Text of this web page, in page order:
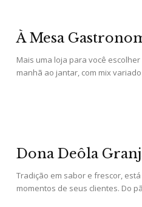
À Mesa
Mais uma loja para você
manhã ao jantar, com mix
Dona Deôla
Tradição em sabor e frescor,
momentos de seus clientes. Do